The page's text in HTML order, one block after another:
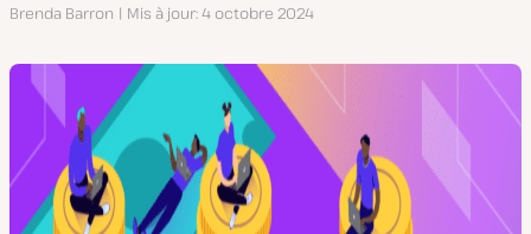
Auteur
Brenda Barron Mis à jour 4 octobre 2024